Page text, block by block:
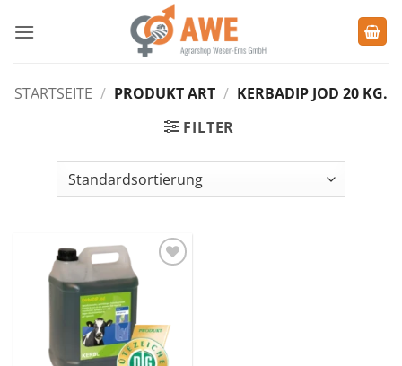
Inhalt
STARTSEITE / PRODUKT ART / KERBADIP JOD 20 KG.
FILTER
Zu den
Favoriten
hinzufügen